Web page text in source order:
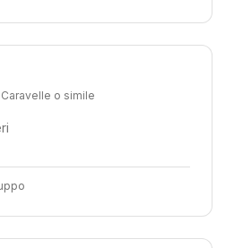
o simile